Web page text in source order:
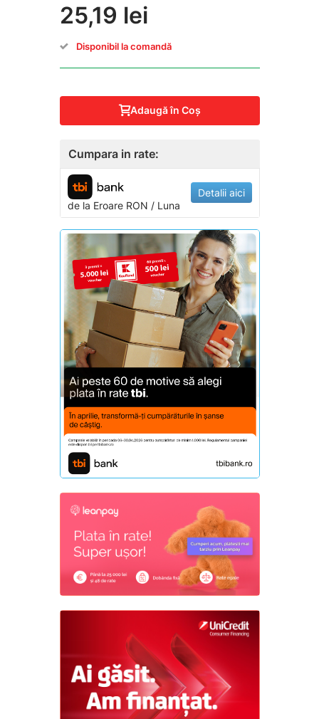
25,19 lei
Disponibil la comandă
Adaugă în Coş
Cumpara in rate:
de la EroareRON / Luna
Detalii aici